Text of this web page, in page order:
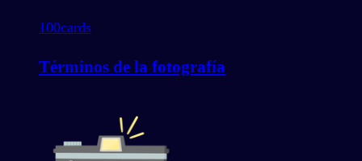
100cards
Términos de la fotografía